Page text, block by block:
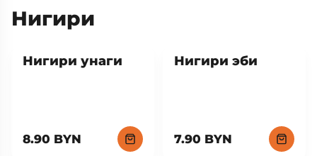
Нигири
Нигири унаги
8.90 BYN
Нигири эби
7.90 BYN